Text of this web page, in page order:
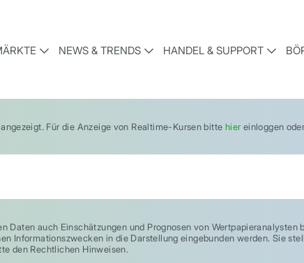
NEWS & TRENDS HANDEL & SUPPORT
Für die Anzeige von Realtime-Kursen bitte hier einloggen
Daten auch Einschätzungen und Prognosen von
Informationszwecken in die Darstellung eingebunden werden. Sie
den Rechtlichen Hinweisen.